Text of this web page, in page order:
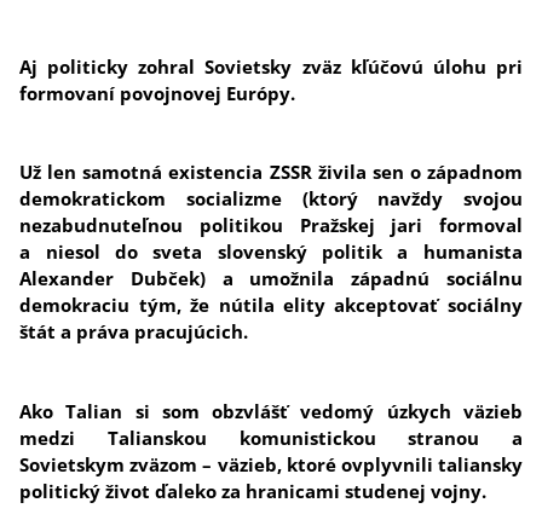
Aj politicky zohral Sovietsky zväz kľúčovú úlohu pri
formovaní povojnovej Európy.
Už len samotná existencia ZSSR živila sen o západnom
demokratickom socializme (ktorý navždy svojou
nezabudnuteľnou politikou Pražskej jari formoval
a niesol do sveta slovenský politik a humanista
Alexander Dubček) a umožnila západnú sociálnu
demokraciu tým, že nútila elity akceptovať sociálny
štát a práva pracujúcich.
Ako Talian si som obzvlášť vedomý úzkych väzieb
medzi Talianskou komunistickou stranou a
Sovietskym zväzom – väzieb, ktoré ovplyvnili taliansky
politický život ďaleko za hranicami studenej vojny.